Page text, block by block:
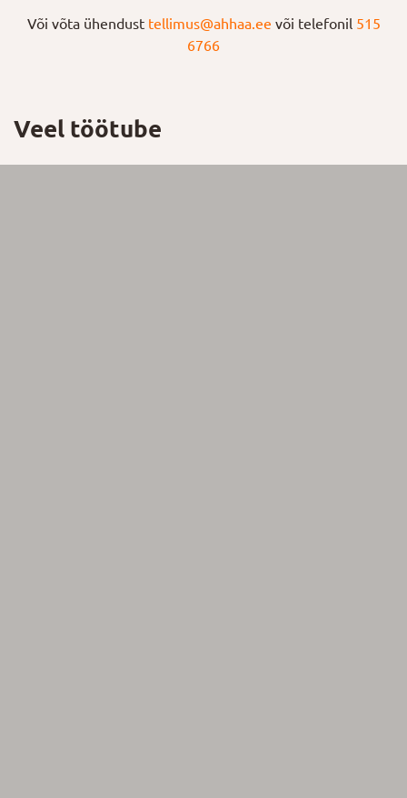
Või võta ühendust tellimus@ahhaa.ee või telefonil 515
6766
Veel töötube